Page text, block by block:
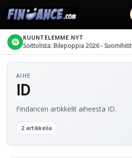
KUUNTELEMME NYT
Soittolista: Bilepoppia 2026 - Suomihitit
AIHE
ID
Findancen artikkelit aiheesta ID.
2 artikkelia